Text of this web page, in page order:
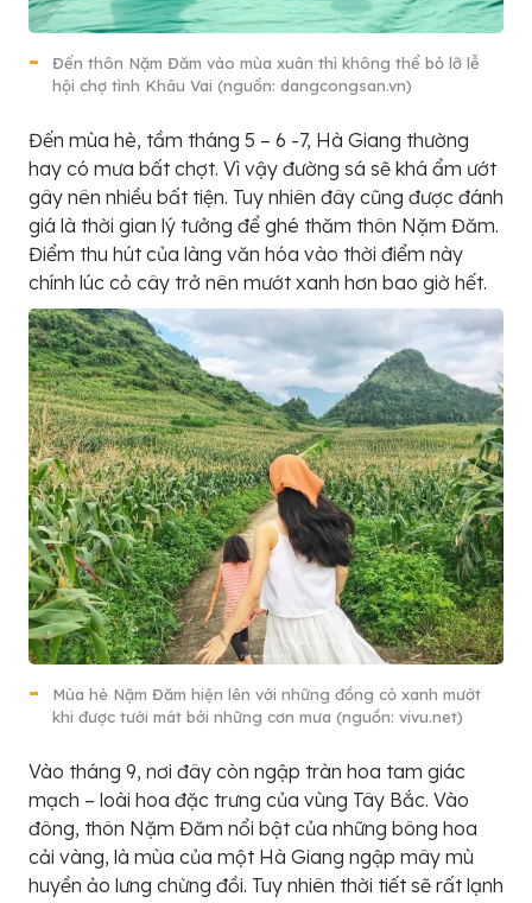
Đến thôn Nặm Đăm vào mùa xuân thì không thể bỏ lỡ lễ
hội chợ tình Khâu Vai (nguồn: dangcongsan.vn)
Đến mùa hè, tầm tháng 5 – 6 -7, Hà Giang thường
hay có mưa bất chợt. Vì vậy đường sá sẽ khá ẩm ướt
gây nên nhiều bất tiện. Tuy nhiên đây cũng được đánh
giá là thời gian lý tưởng để ghé thăm thôn Nặm Đăm.
Điểm thu hút của làng văn hóa vào thời điểm này
chính lúc cỏ cây trở nên mướt xanh hơn bao giờ hết.
Mùa hè Nặm Đăm hiện lên với những đồng cỏ xanh mướt
khi được tưới mát bởi những cơn mưa (nguồn: vivu.net)
Vào tháng 9, nơi đây còn ngập tràn hoa tam giác
mạch – loài hoa đặc trưng của vùng Tây Bắc. Vào
đông, thôn Nặm Đăm nổi bật của những bông hoa
cải vàng, là mùa của một Hà Giang ngập mây mù
huyền ảo lưng chừng đồi. Tuy nhiên thời tiết sẽ rất lạnh